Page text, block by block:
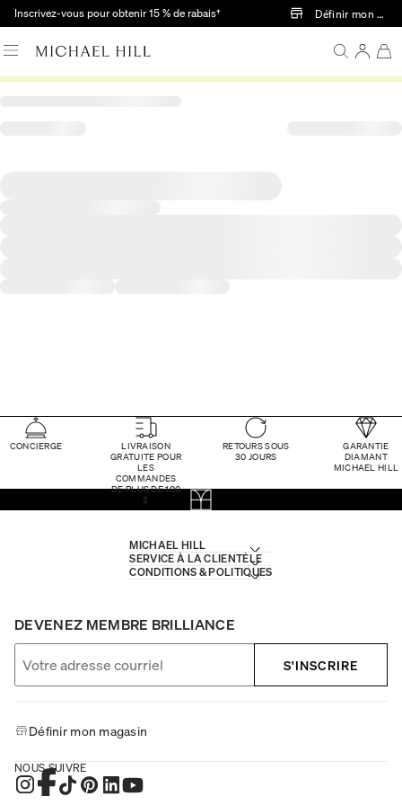
Passer au contenu principal
Inscrivez-vous pour obtenir 15 % de rabais† Définir mon
CONCIERGE
LIVRAISON
GRATUITE POUR
LES
COMMANDES
DE PLUS DE 100
$
RETOURS SOUS
30 JOURS
GARANTIE
DIAMANT
MICHAEL HILL
MICHAEL HILL
SERVICE À LA CLIENTÈLE
CONDITIONS & POLITIQUES
DEVENEZ MEMBRE BRILLIANCE
S'INSCRIRE
Définir mon magasin
NOUS SUIVRE